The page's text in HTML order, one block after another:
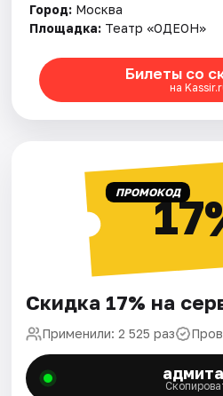
Город: Москва
Площадка: Театр «ОДЕОН»
Билеты со
на
ПРОМОКОД
Скидка 17% на
Применили: 2 525 раз